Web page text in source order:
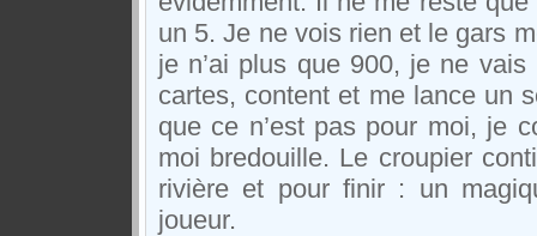
un 5. Je ne vois rien et le gars
je n’ai plus que 900, je ne
cartes, content et me lance un
que ce n’est pas pour moi, je
moi bredouille. Le croupier
rivière et pour finir : un
joueur.